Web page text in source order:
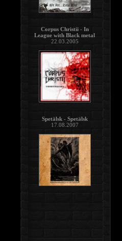
Corpus Christii - In
League with Black metal
22.03.2005
Spetälsk - Spetälsk
17.08.2007